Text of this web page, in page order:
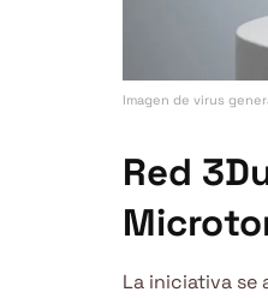
Imagen de virus
Red
La iniciativa se